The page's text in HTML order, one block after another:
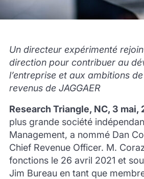
Un directeurexpérimenté
direction pour contribuer au
l’entreprise et aux ambitions
revenus de JAGGAER
Research Triangle, NC, 3 mai,
plus grandesociété
Management, a nommé Dan
Chief Revenue Officer. M.
fonctions le 26 avril 2021 et
Jim Bureau en tant que